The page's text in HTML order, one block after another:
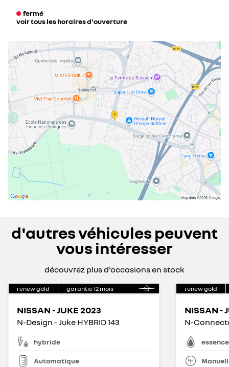
fermé
voir tous les horaires d'ouverture
mardi
08:00 - 19:00
mercredi
08:00 - 19:00
jeudi
08:00 - 19:00
vendredi
08:00 - 19:00
samedi
08:30 - 19:00
dimanche
fermé
d'autres véhicules peuvent
vous intéresser
découvrez plus d'occasions en stock
renew gold garantie12 mois
NISSAN - JUKE 2023
N-Design - Juke HYBRID 143
hybride
Automatique
renew gold
NISSAN -
N-
essence